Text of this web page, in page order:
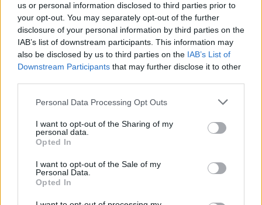
us or personal information disclosed to third parties prior to
your opt-out. You may separately opt-out of the further
disclosure of your personal information by third parties on the
IAB’s list of downstream participants. This information may
also be disclosed by us to third parties on the IAB’s List of
Downstream Participants that may further disclose it to other
Personal Data Processing Opt Outs
I want to opt-out of the Sharing of my
personal data.
Opted In
I want to opt-out of the Sale of my
Personal Data.
Opted In